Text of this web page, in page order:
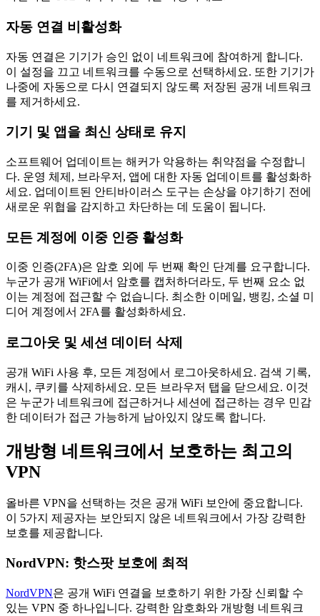
자동 연결 비활성화
자동 연결은 기기가 승인 없이 네트워크에 참여하게 합니다.
이 설정을 끄고 네트워크를 수동으로 선택하세요. 또한 기기가
나중에 자동으로 다시 연결되지 않도록 저장된 공개 네트워크
를 제거하세요.
기기 및 앱을 최신 상태로 유지
소프트웨어 업데이트는 해커가 악용하는 취약점을 수정합니
다. 운영 체제, 브라우저, 앱에 대한 자동 업데이트를 활성화하
세요. 업데이트된 안티바이러스 도구는 손상을 야기하기 전에
새로운 위협을 감지하고 차단하는 데 도움이 됩니다.
모든 계정에 이중 인증 활성화
이중 인증(2FA)은 암호 외에 두 번째 확인 단계를 요구합니다.
누군가 공개 WiFi에서 암호를 캡처하더라도, 두 번째 요소 없
이는 계정에 접근할 수 없습니다. 최소한 이메일, 뱅킹, 소셜 미
디어 계정에서 2FA를 활성화하세요.
로그아웃 및 세션 데이터 삭제
공개 WiFi 사용 후, 모든 계정에서 로그아웃하세요. 검색 기록,
캐시, 쿠키를 삭제하세요. 모든 브라우저 탭을 닫으세요. 이것
은 누군가 네트워크에 접근하거나 세션에 접근하는 경우 민감
한 데이터가 접근 가능하게 남아있지 않도록 합니다.
개방형 네트워크에서 보호하는 최고의
VPN
올바른 VPN을 선택하는 것은 공개 WiFi 보안에 중요합니다.
이 5가지 제공자는 보안되지 않은 네트워크에서 가장 강력한
보호를 제공합니다.
NordVPN: 핫스팟 보호에 최적
NordVPN은 공개 WiFi 연결을 보호하기 위한 가장 신뢰할 수
있는 VPN 중 하나입니다. 강력한 암호화와 개방형 네트워크